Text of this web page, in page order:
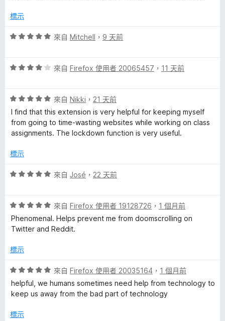
標示
評
分
分
5
分
來自 Mitchell ， 9 天前
評
分
，
滿
分
分
來自 Firefox 使用者 20065457 ， 11 天前
評
價
5
分
滿
5
來自 Nikki ， 21 天前
I find that this extension is very helpful for keeping myself
from going to time-wasting websites while working on class
assignments. The lockdown function is very useful.
標示
評
分
，
滿
5
來自 José ， 22 天前
評
價
5
，
分
5
分
來自 Firefox 使用者 19128726 ， 1 個月前
Phenomenal. Helps prevent me from doomscrolling on
Twitter and Reddit.
標示
評
價
5
，
來自 Firefox 使用者 20035164 ， 1 個月前
helpful, we humans sometimes need help from technology to
keep us away from the bad part of technology
標示